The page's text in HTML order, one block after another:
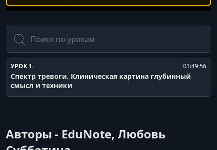
Поиск
УРОК 1. 01:49:56
Спектр тревоги. Клиническая картина глубинный
смысл и техники
Авторы - EduNote, Любовь